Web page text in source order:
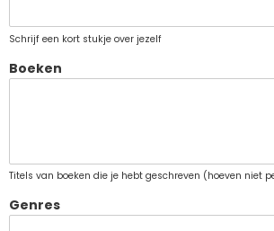
Schrijf een kort stukje over jezelf
Boeken
Titels van boeken die je hebt geschreven (hoeven niet
Genres